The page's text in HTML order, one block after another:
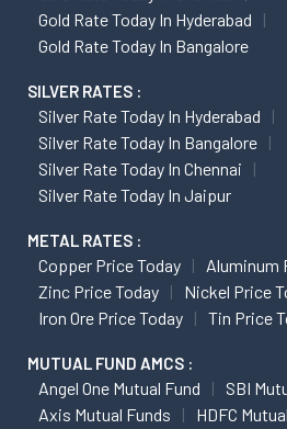
Gold Rate Today In Hyderabad
Gold Rate Today In Bangalore
SILVER RATES :
Silver Rate Today In Hyderabad
Silver Rate Today In Bangalore
Silver Rate Today In Chennai
Silver Rate Today In Jaipur
METAL RATES :
Copper Price Today
Aluminum
Zinc Price Today
Nickel Price
Iron Ore Price Today
Tin Price
MUTUAL FUND AMCS :
Angel One Mutual Fund
SBI
Axis Mutual Funds
HDFC